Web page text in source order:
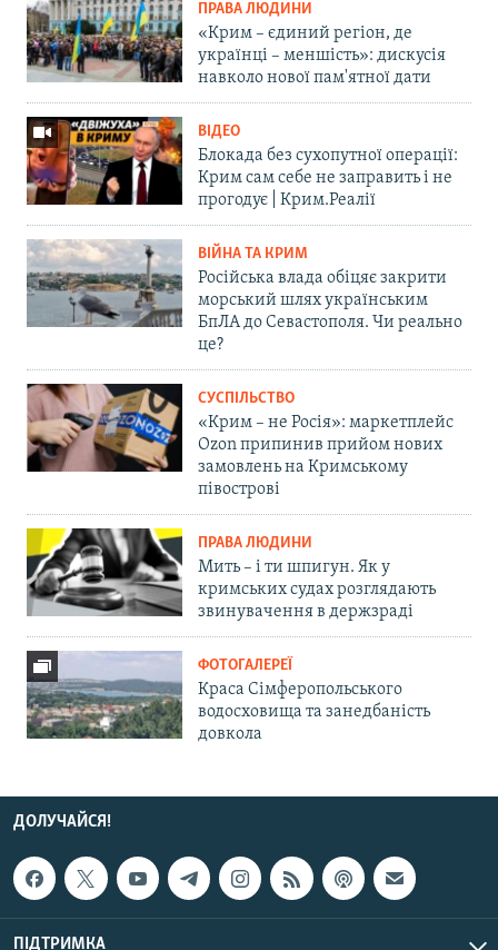
ПРАВА ЛЮДИНИ
«Крим – єдиний регіон, де
українці – меншість»: дискусія
навколо нової пам'ятної дати
ВІДЕО
Блокада без сухопутної операції:
Крим сам себе не заправить і не
прогодує | Крим.Реалії
ВІЙНА ТА КРИМ
Російська влада обіцяє закрити
морський шлях українським
БпЛА до Севастополя. Чи реально
це?
СУСПІЛЬСТВО
«Крим – не Росія»: маркетплейс
Ozon припинив прийом нових
замовлень на Кримському
півострові
ПРАВА ЛЮДИНИ
Мить – і ти шпигун. Як у
кримських судах розглядають
звинувачення в держзраді
ФОТОГАЛЕРЕЇ
Краса Сімферопольського
водосховища та занедбаність
довкола
ДОЛУЧАЙСЯ!
ПІДТРИМКА